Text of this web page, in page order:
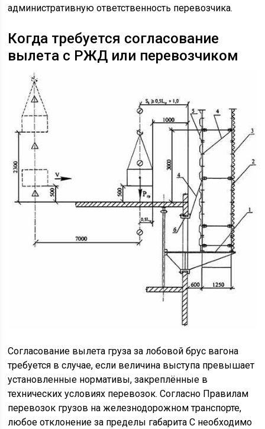
административную ответственность перевозчика.
Когда требуется согласование
вылета с РЖД или перевозчиком
Согласование вылета груза за лобовой брус вагона
требуется в случае, если величина выступа превышает
установленные нормативы, закреплённые в
технических условиях перевозок. Согласно Правилам
перевозок грузов на железнодорожном транспорте,
любое отклонение за пределы габарита С необходимо